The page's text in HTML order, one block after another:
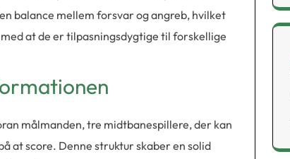
balance mellem forsvar og angreb, hvilket
at de er tilpasningsdygtige til forskellige
målmanden, tre midtbanespillere, der kan
at score. Denne struktur skaber en solid